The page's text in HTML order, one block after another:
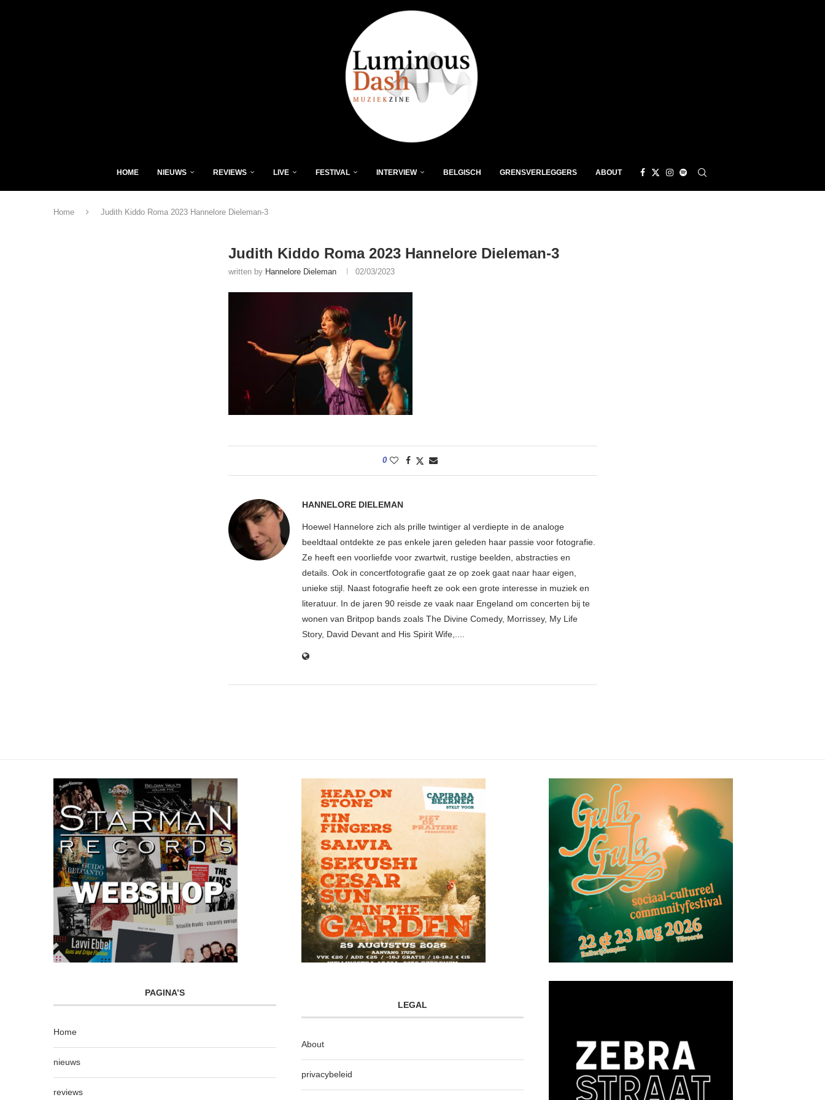
HOME NIEUWS REVIEWS LIVE FESTIVAL INTERVIEW BELGISCH GRENSVERLEGGERS ABOUT
Home Judith Kiddo Roma 2023 Hannelore Dieleman-3
Judith Kiddo Roma 2023 Hannelore Dieleman-3
written by Hannelore Dieleman 02/03/2023
0
HANNELORE DIELEMAN
Hoewel Hannelore zich als prille twintiger al verdiepte in de analoge
beeldtaal ontdekte ze pas enkele jaren geleden haar passie voor fotografie.
Ze heeft een voorliefde voor zwartwit, rustige beelden, abstracties en
details. Ook in concertfotografie gaat ze op zoek gaat naar haar eigen,
unieke stijl. Naast fotografie heeft ze ook een grote interesse in muziek en
literatuur. In de jaren 90 reisde ze vaak naar Engeland om concerten bij te
wonen van Britpop bands zoals The Divine Comedy, Morrissey, My Life
Story, David Devant and His Spirit Wife,....
PAGINA’S
Home
nieuws
reviews
LEGAL
About
privacybeleid